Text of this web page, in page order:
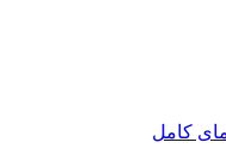
کامل